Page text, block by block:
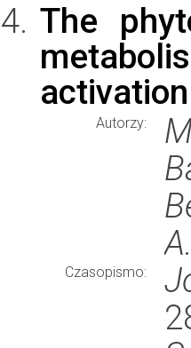
The
activation
Autorzy:
Czasopismo: